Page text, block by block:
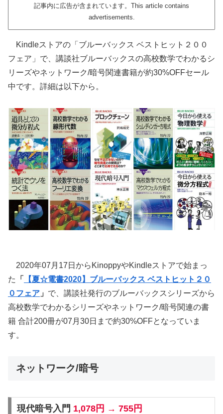
記事内に広告が含まれています。This article contains
advertisements.
Kindleストアの「ブルーバックス ベストヒット２００
フェア」で、講談社ブルーバックスの高校数学でわかるシ
リーズやネットワーク/暗号関連書籍が約30%OFFセール
中です。詳細は以下から。
2020年07月17日からKinoppyやKindleストアで始まっ
た
「
【夏☆電書2020】ブルーバックス ベストヒット２０
０フェア 」 で、講談社発行のブルーバックスシリーズから
高校数学でわかるシリーズやネットワーク/暗号関連の書
籍 合計200冊が07月30日まで約30%OFFとなっていま
す。
ネットワーク/暗号
現代暗号入門 1,078円 → 755円